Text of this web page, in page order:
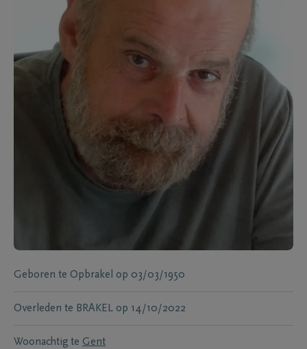
Geboren te Opbrakel op 03/03/1950
Overleden te BRAKEL op 14/10/2022
Woonachtig te Gent